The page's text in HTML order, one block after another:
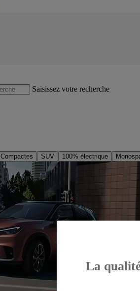
Saisissez votre recherche
Compactes SUV 100% électrique
La